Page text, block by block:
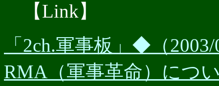
【Link】
「2ch.軍事板」◆（
RMA（軍事革命）につ